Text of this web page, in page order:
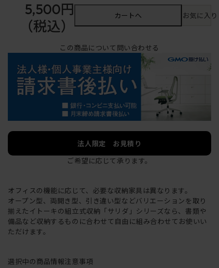
5,500円
（税込）
カートへ お気に入
この商品について問い合わせる
法人限定 お見積り
ご希望に応じて承ります。
オフィスの機能に応じて、必要な収納家具は異なります。
オープン型、両開き型、引き違い型などバリエーションを取り
揃えたイトーキの組立式収納「サリダ」シリーズなら、書類や
備品など収納するものに合わせて自由に組み合わせてお使いい
ただけます。
選択中の商品情報注意事項